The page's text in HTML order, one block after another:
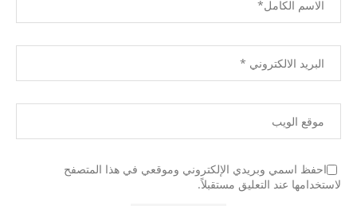
احفظ اسمي وبريدي الإلكتروني وموقعي في هذا المتصفح
لاستخدامها عند التعليق مستقبلاً.